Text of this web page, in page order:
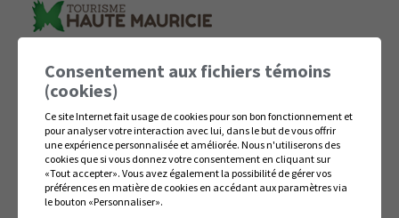
# CITQ : Hôtel Marineau Shawinigan 015960,
Hôtel Marineau Mattawin 014814,
Hôtel Marineau La Tuque 043293,
Hôtel Marineau Centre 041403
Politique de confidentialité
Consentement aux fichiers témoins
(cookies)
Ce site Internet fait usage de cookies pour son bon fonctionnement et
pour analyser votre interaction avec lui, dans le but de vous offrir
une expérience personnalisée et améliorée. Nous n'utiliserons des
cookies que si vous donnez votre consentement en cliquant sur
«Tout accepter». Vous avez également la possibilité de gérer vos
préférences en matière de cookies en accédant aux paramètres via
le bouton «Personnaliser».